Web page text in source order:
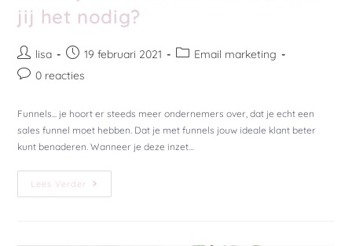
jij het nodig?
lisa 19 februari 2021
Email marketing
0 reacties
Funnels... je hoort er steeds meer ondernemers over, dat je echt een
sales funnel moet hebben. Dat je met funnels jouw ideale klant beter
kunt benaderen. Wanneer je deze inzet…
Lees Verder